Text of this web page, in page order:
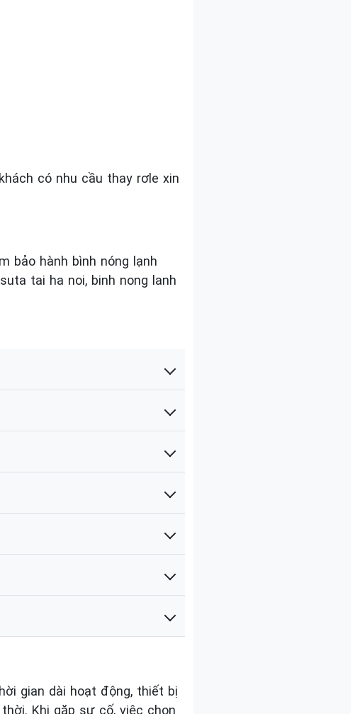
có nhu cầu thay rơle xin
bảo hành bình nóng lạnh
tai ha noi, binh nong lanh
gian dài hoạt động, thiết bị
Khi gặp sự cố, việc chọn